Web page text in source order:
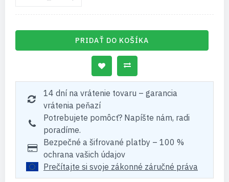
PRIDAŤ DO KOŠÍKA
14 dní na vrátenie tovaru – garancia
vrátenia peňazí
Potrebujete pomôcť? Napíšte nám, radi
poradíme.
Bezpečné a šifrované platby – 100 %
ochrana vašich údajov
Prečítajte si svoje zákonné záručné práva